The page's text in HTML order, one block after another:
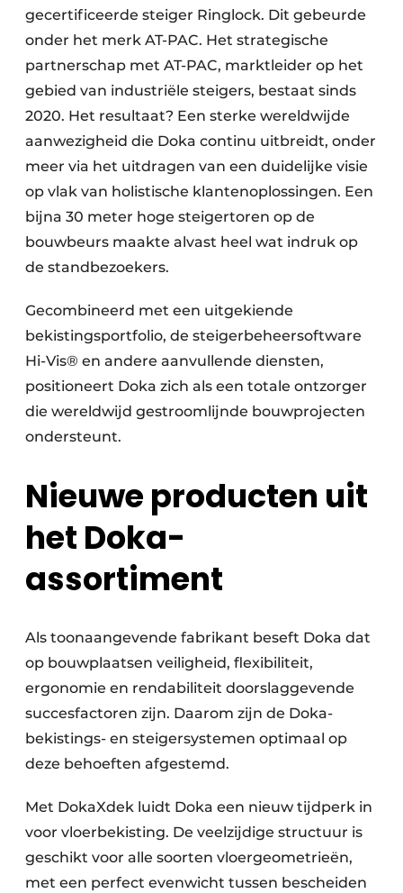
gecertificeerde steiger Ringlock. Dit gebeurde
onder het merk AT-PAC. Het strategische
partnerschap met AT-PAC, marktleider op het
gebied van industriële steigers, bestaat sinds
2020. Het resultaat? Een sterke wereldwijde
aanwezigheid die Doka continu uitbreidt, onder
meer via het uitdragen van een duidelijke visie
op vlak van holistische klantenoplossingen. Een
bijna 30 meter hoge steigertoren op de
bouwbeurs maakte alvast heel wat indruk op
de standbezoekers.
Gecombineerd met een uitgekiende
bekistingsportfolio, de steigerbeheersoftware
Hi-Vis® en andere aanvullende diensten,
positioneert Doka zich als een totale ontzorger
die wereldwijd gestroomlijnde bouwprojecten
ondersteunt.
Nieuwe producten uit
het Doka-
assortiment
Als toonaangevende fabrikant beseft Doka dat
op bouwplaatsen veiligheid, flexibiliteit,
ergonomie en rendabiliteit doorslaggevende
succesfactoren zijn. Daarom zijn de Doka-
bekistings- en steigersystemen optimaal op
deze behoeften afgestemd.
Met DokaXdek luidt Doka een nieuw tijdperk in
voor vloerbekisting. De veelzijdige structuur is
geschikt voor alle soorten vloergeometrieën,
met een perfect evenwicht tussen bescheiden